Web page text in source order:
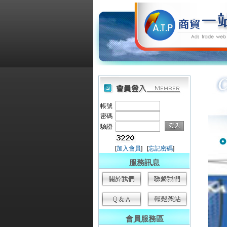
帳號
密碼
驗證
[加入會員] [忘記密碼]
服務訊息
會員服務區